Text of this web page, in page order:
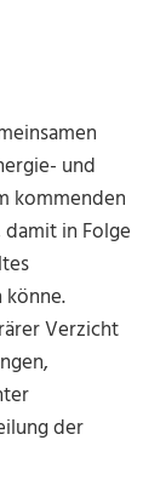
und
kommenden
in Folge
Verzicht
der